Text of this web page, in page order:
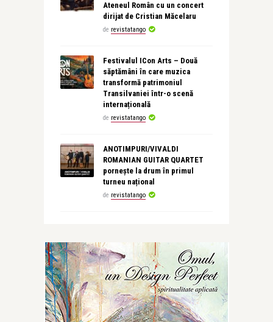
Ateneul Român cu un concert
dirijat de Cristian Măcelaru
de revistatango
Festivalul ICon Arts – Două
săptămâni în care muzica
transformă patrimoniul
Transilvaniei într-o scenă
internațională
de revistatango
ANOTIMPURI/VIVALDI
ROMANIAN GUITAR QUARTET
pornește la drum în primul
turneu național
de revistatango